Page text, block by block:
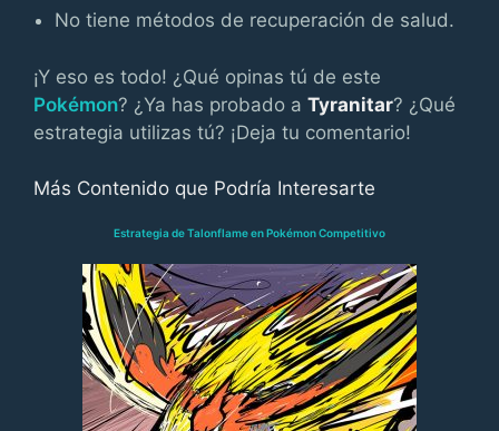
No tiene métodos de recuperación de salud.
¡Y eso es todo! ¿Qué opinas tú de este
Pokémon? ¿Ya has probado a Tyranitar? ¿Qué
estrategia utilizas tú? ¡Deja tu comentario!
Más Contenido que Podría Interesarte
Estrategia de Talonflame en Pokémon Competitivo